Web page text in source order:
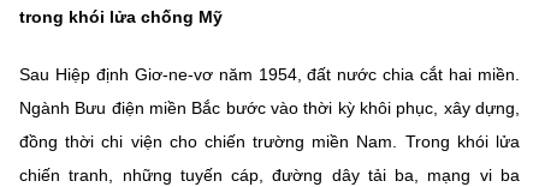
trong khói lửa chống Mỹ
Sau Hiệp định Giơ-ne-vơ năm 1954, đất nước chia cắt hai miền.
Ngành Bưu điện miền Bắc bước vào thời kỳ khôi phục, xây dựng,
đồng thời chi viện cho chiến trường miền Nam. Trong khói lửa
chiến tranh, những tuyến cáp, đường dây tải ba, mạng vi ba